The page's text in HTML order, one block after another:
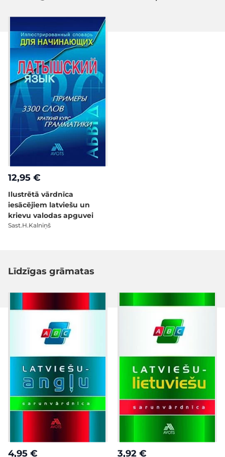
12,95 €
Ilustrētā vārdnīca
iesācējiem latviešu un
krievu valodas apguvei
Sast.H.Kalniņš
Līdzīgas grāmatas
4,95 € 3,92 €